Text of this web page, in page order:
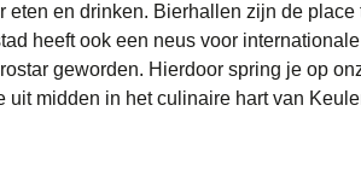
eten en drinken. Bierhallen zijn de
heeft ook een neus voor
geworden. Hierdoor spring je op
midden in het culinaire hart van